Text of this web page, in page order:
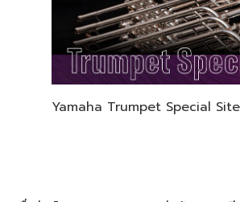
Yamaha Trumpet Special